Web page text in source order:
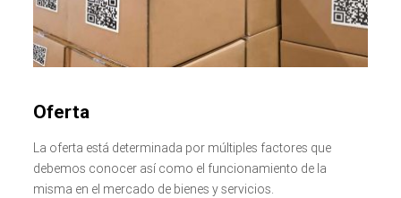
Oferta
La oferta está determinada por múltiples factores que
debemos conocer así como el funcionamiento de la
misma en el mercado de bienes y servicios.